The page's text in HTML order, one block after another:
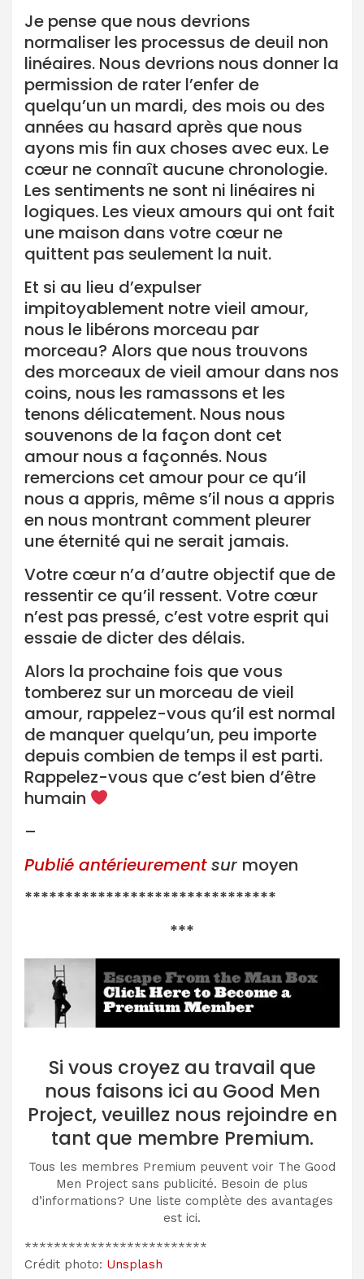
Je pense que nous devrions
normaliser les processus de deuil non
linéaires. Nous devrions nous donner la
permission de rater l’enfer de
quelqu’un un mardi, des mois ou des
années au hasard après que nous
ayons mis fin aux choses avec eux. Le
cœur ne connaît aucune chronologie.
Les sentiments ne sont ni linéaires ni
logiques. Les vieux amours qui ont fait
une maison dans votre cœur ne
quittent pas seulement la nuit.
Et si au lieu d’expulser
impitoyablement notre vieil amour,
nous le libérons morceau par
morceau? Alors que nous trouvons
des morceaux de vieil amour dans nos
coins, nous les ramassons et les
tenons délicatement. Nous nous
souvenons de la façon dont cet
amour nous a façonnés. Nous
remercions cet amour pour ce qu’il
nous a appris, même s’il nous a appris
en nous montrant comment pleurer
une éternité qui ne serait jamais.
Votre cœur n’a d’autre objectif que de
ressentir ce qu’il ressent. Votre cœur
n’est pas pressé, c’est votre esprit qui
essaie de dicter des délais.
Alors la prochaine fois que vous
tomberez sur un morceau de vieil
amour, rappelez-vous qu’il est normal
de manquer quelqu’un, peu importe
depuis combien de temps il est parti.
Rappelez-vous que c’est bien d’être
humain
–
Publié antérieurementsur moyen
*******************************
***
Si vous croyez au travail que
nous faisons ici au Good Men
Project, veuillez nous rejoindre en
tant que membre Premium.
Tous les membres Premium peuvent voir The Good
Men Project sans publicité. Besoin de plus
d’informations? Une liste complète des avantages
est ici.
*************************
Crédit photo: Unsplash